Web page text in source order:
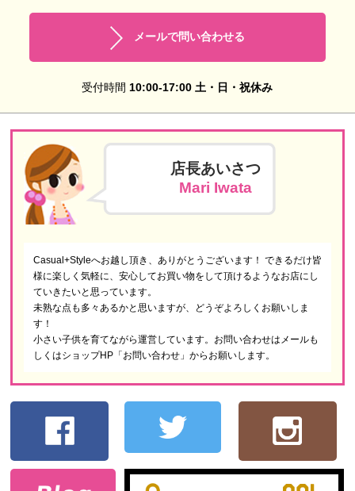
メールで問い合わせる
受付時間 10:00-17:00 土・日・祝休み
店長あいさつ
Mari Iwata
Casual+Styleへお越し頂き、ありがとうございます！ できるだけ皆
様に楽しく気軽に、安心してお買い物をして頂けるようなお店にし
ていきたいと思っています。
未熟な点も多々あるかと思いますが、どうぞよろしくお願いしま
す！
小さい子供を育てながら運営しています。お問い合わせはメールも
しくはショップHP「お問い合わせ」からお願いします。